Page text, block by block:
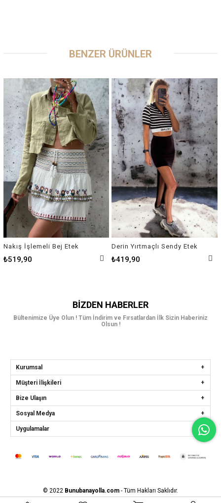
BENZER ÜRÜNLER
Nakış İşlemeli Bej Etek
₺519,90
Derin Yırtmaçlı Sendy Etek
₺419,90
BIZDEN HABERLER
Bültenimize Üye Olun ! Tüm İndirim ve Fırsatlardan İlk Sizin Haberiniz
Olsun !
Kurumsal
Müşteri İlişkileri
Bize Ulaşın
Sosyal Medya
Uygulamalar
© 2022 Bunubanayolla.com- Tüm Hakları Saklıdır.